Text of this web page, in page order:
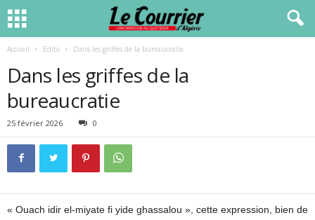
Accueil Edito Dans les griffes de la bureaucratie
Dans les griffes de la
bureaucratie
25 février 2026 0
« Ouach idir el-miyate fi yide ghassalou », cette expression, bien de